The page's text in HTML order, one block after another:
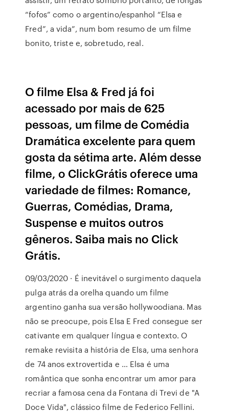
“fofos” como o argentino/espanhol “Elsa e
Fred”, a vida”, num bom resumo de um filme
bonito, triste e, sobretudo, real.
O filme Elsa & Fred já foi
acessado por mais de 625
pessoas, um filme de Comédia
Dramática excelente para quem
gosta da sétima arte. Além desse
filme, o ClickGrátis oferece uma
variedade de filmes: Romance,
Guerras, Comédias, Drama,
Suspense e muitos outros
gêneros. Saiba mais no Click
Grátis.
09/03/2020 · É inevitável o surgimento daquela
pulga atrás da orelha quando um filme
argentino ganha sua versão hollywoodiana. Mas
não se preocupe, pois Elsa E Fred consegue ser
cativante em qualquer língua e contexto. O
remake revisita a história de Elsa, uma senhora
de 74 anos extrovertida e … Elsa é uma
romântica que sonha encontrar um amor para
recriar a famosa cena da Fontana di Trevi de "A
Doce Vida", clássico filme de Federico Fellini.